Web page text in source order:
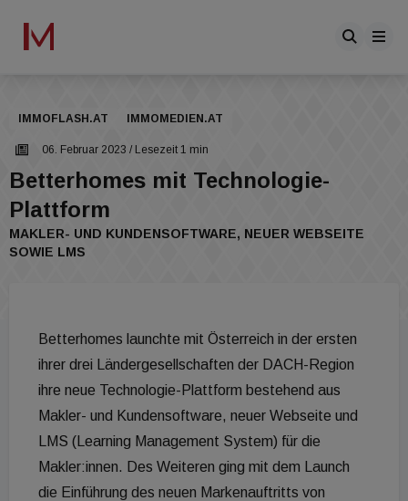
IMMOFLASH.AT IMMOMEDIEN.AT
06. Februar 2023 / Lesezeit 1 min
Betterhomes mit Technologie-
Plattform
MAKLER- UND KUNDENSOFTWARE, NEUER WEBSEITE
SOWIE LMS
Betterhomes launchte mit Österreich in der ersten
ihrer drei Ländergesellschaften der DACH-Region
ihre neue Technologie-Plattform bestehend aus
Makler- und Kundensoftware, neuer Webseite und
LMS (Learning Management System) für die
Makler:innen. Des Weiteren ging mit dem Launch
die Einführung des neuen Markenauftritts von